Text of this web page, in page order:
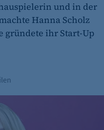
und in der
Hanna Scholz
gründete ihr Start-Up